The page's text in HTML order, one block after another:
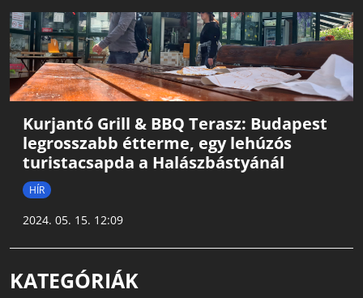
Kurjantó Grill & BBQ Terasz: Budapest
legrosszabb étterme, egy lehúzós
turistacsapda a Halászbástyánál
HÍR
2024. 05. 15. 12:09
KATEGÓRIÁK